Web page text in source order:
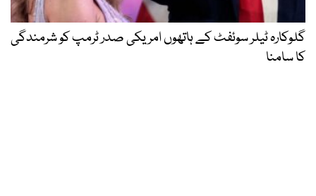
گلوکارہ ٹیلر سوئفٹ کے ہاتھوں امریکی صدر ٹرمپ کو شرمندگی
کا سامنا